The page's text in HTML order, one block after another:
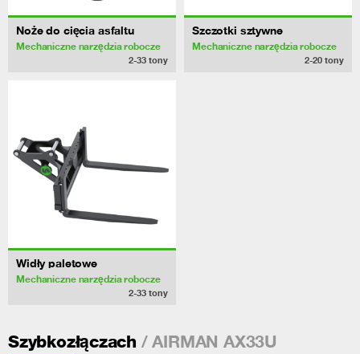
Noże do cięcia asfaltu
Mechaniczne narzędzia robocze
2-33 tony
Szczotki sztywne
Mechaniczne narzędzia robocze
2-20 tony
Widły paletowe
Mechaniczne narzędzia robocze
2-33 tony
Szybkozłączach / AIRMAN AX33U